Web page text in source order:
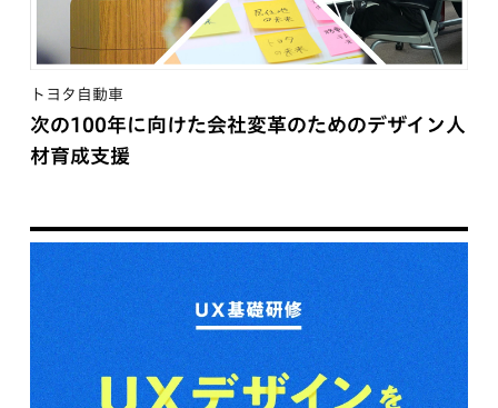
トヨタ自動車
次の100年に向けた会社変革のためのデザイン人
材育成支援